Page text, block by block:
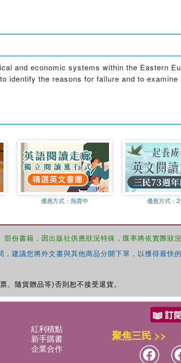
and economic systems within the Eastern
the reasons for failure and to
優惠方式： 熱賣中 優惠方式：
份書籍，因出版社供應狀況特殊，匯率將依實際狀況
建議您將外文書與其他商品分開下單，以獲得最快
隨貨贈品等)否則恕不接受退貨。
紅利積點
新手購書
企業合作
聚焦三民 >>